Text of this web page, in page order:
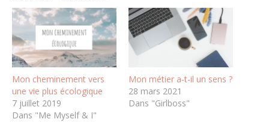
Mon cheminement vers
une vie plus écologique
7 juillet 2019
Dans "Me Myself & I"
Mon métier a-t-il un sens ?
28 mars 2021
Dans "Girlboss"